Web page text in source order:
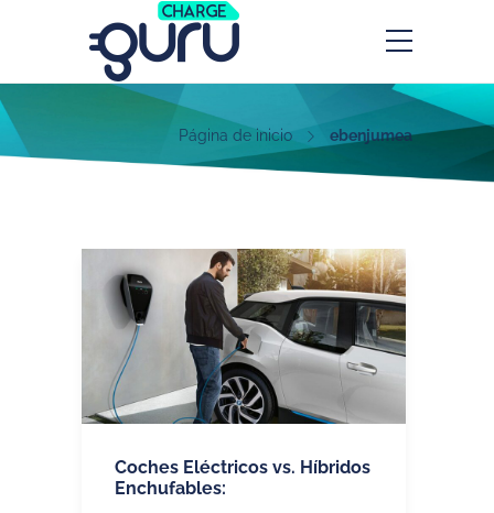
Página de inicio ebenjumea
Coches Eléctricos vs. Híbridos
Enchufables: